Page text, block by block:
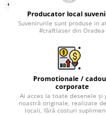
Producator local
Suvenirurile sunt produse in
#craftlaser din Oradea
Promotionale /
corporate
Ai acces la toate desenele și
noastră originale, realizate
locali, fără costuri